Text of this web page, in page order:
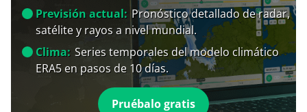
Previsión actual: Pronóstico detallado de radar,
satélite y rayos a nivel mundial.
Clima: Series temporales del modelo climático
ERA5 en pasos de 10 días.
Pruébalo gratis